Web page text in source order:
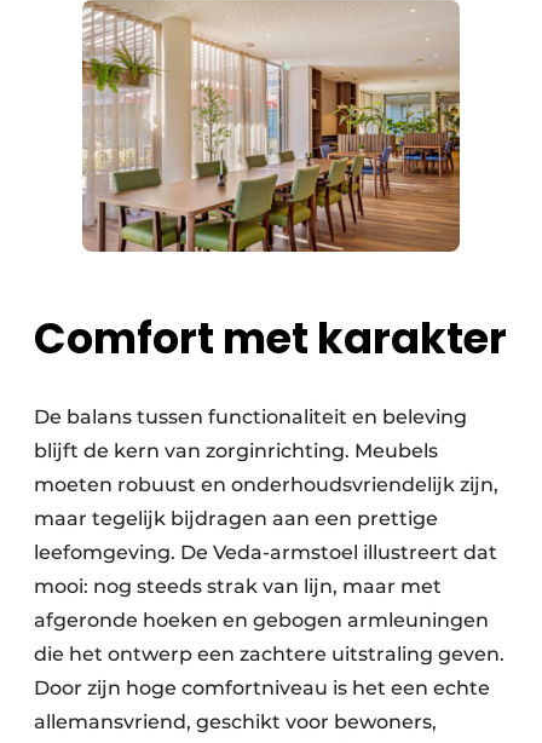
Comfort met karakter
De balans tussen functionaliteit en beleving
blijft de kern van zorginrichting. Meubels
moeten robuust en onderhoudsvriendelijk zijn,
maar tegelijk bijdragen aan een prettige
leefomgeving. De Veda-armstoel illustreert dat
mooi: nog steeds strak van lijn, maar met
afgeronde hoeken en gebogen armleuningen
die het ontwerp een zachtere uitstraling geven.
Door zijn hoge comfortniveau is het een echte
allemansvriend, geschikt voor bewoners,